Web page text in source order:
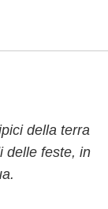
della terra
delle feste, in